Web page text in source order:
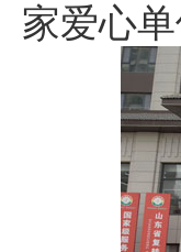
家爱心